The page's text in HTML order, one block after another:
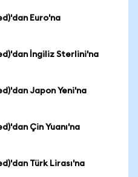
Euro'na
İngiliz Sterlini'na
Japon Yeni'na
Çin Yuanı'na
Türk Lirası'na